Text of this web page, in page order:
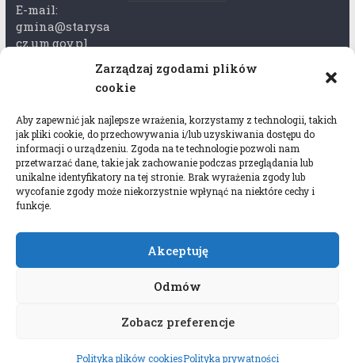
Zarządzaj zgodami plików
cookie
Aby zapewnić jak najlepsze wrażenia, korzystamy z technologii, takich
jak pliki cookie, do przechowywania i/lub uzyskiwania dostępu do
informacji o urządzeniu. Zgoda na te technologie pozwoli nam
przetwarzać dane, takie jak zachowanie podczas przeglądania lub
unikalne identyfikatory na tej stronie. Brak wyrażenia zgody lub
wycofanie zgody może niekorzystnie wpłynąć na niektóre cechy i
funkcje.
Akceptuję
Odmów
Zobacz preferencje
Polityka plików cookiesPolityka prywatności
E-mail:
gmina@starysa
cz.um.gov.pl
Adres skrzynki
rytka
Adres do e-
Doręczeń:
AEL-97528-
78647-USWGJ-
Copyright © 2026Gmina Stary Sącz